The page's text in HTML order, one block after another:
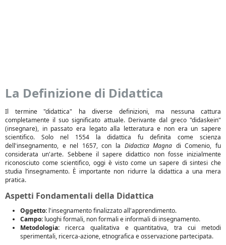
La Definizione di Didattica
Il termine "didattica" ha diverse definizioni, ma nessuna cattura
completamente il suo significato attuale. Derivante dal greco "didaskein"
(insegnare), in passato era legato alla letteratura e non era un sapere
scientifico. Solo nel 1554 la didattica fu definita come scienza
dell'insegnamento, e nel 1657, con la Didactica Magna di Comenio, fu
considerata un'arte. Sebbene il sapere didattico non fosse inizialmente
riconosciuto come scientifico, oggi è visto come un sapere di sintesi che
studia l’insegnamento. È importante non ridurre la didattica a una mera
pratica.
Aspetti Fondamentali della Didattica
Oggetto: l'insegnamento finalizzato all'apprendimento.
Campo: luoghi formali, non formali e informali di insegnamento.
Metodologia: ricerca qualitativa e quantitativa, tra cui metodi
sperimentali, ricerca-azione, etnografica e osservazione partecipata.